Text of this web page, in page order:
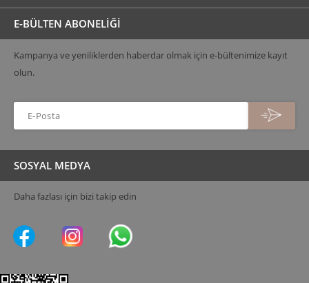
E-BÜLTEN ABONELİĞİ
Kampanya ve yeniliklerden haberdar olmak için e-bültenimize kayıt
olun.
SOSYAL MEDYA
Daha fazlası için bizi takip edin